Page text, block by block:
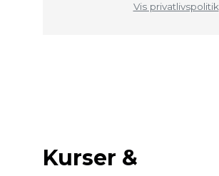
Vis privatlivspolitik
Kurser &